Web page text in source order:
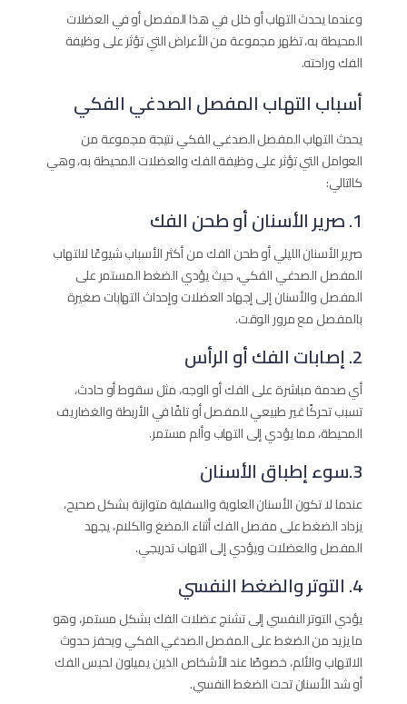
وعندما يحدث التهاب أو خلل في هذا المفصل أو في العضلات
المحيطة به، تظهر مجموعة من الأعراض التي تؤثر على وظيفة
الفك وراحته.
أسباب التهاب المفصل الصدغي الفكي
يحدث التهاب المفصل الصدغي الفكي نتيجة مجموعة من
العوامل التي تؤثر على وظيفة الفك والعضلات المحيطة به، وهي
كالتالي:
1. صرير الأسنان أو طحن الفك
صرير الأسنان الليلي أو طحن الفك من أكثر الأسباب شيوعًا لالتهاب
المفصل الصدغي الفكي، حيث يؤدي الضغط المستمر على
المفصل والأسنان إلى إجهاد العضلات وإحداث التهابات صغيرة
بالمفصل مع مرور الوقت.
2. إصابات الفك أو الرأس
أي صدمة مباشرة على الفك أو الوجه، مثل سقوط أو حادث،
تسبب تحركًا غير طبيعي للمفصل أو تلفًا في الأربطة والغضاريف
المحيطة، مما يؤدي إلى التهاب وألم مستمر.
3.سوء إطباق الأسنان
عندما لا تكون الأسنان العلوية والسفلية متوازنة بشكل صحيح،
يزداد الضغط على مفصل الفك أثناء المضغ والكلام، يجهد
المفصل والعضلات ويؤدي إلى التهاب تدريجي.
4. التوتر والضغط النفسي
يؤدي التوتر النفسي إلى تشنج عضلات الفك بشكل مستمر، وهو
ما يزيد من الضغط على المفصل الصدغي الفكي ويحفز حدوث
الالتهاب والألم، خصوصًا عند الأشخاص الذين يميلون لحبس الفك
أو شد الأسنان تحت الضغط النفسي.